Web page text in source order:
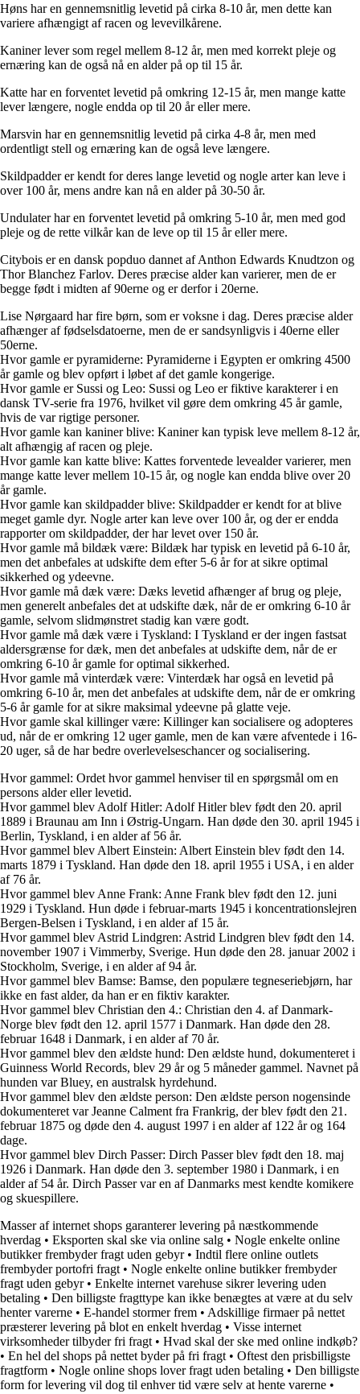
Høns har en gennemsnitlig levetid på cirka 8-10 år, men dette kan
variere afhængigt af racen og levevilkårene.
Kaniner lever som regel mellem 8-12 år, men med korrekt pleje og
ernæring kan de også nå en alder på op til 15 år.
Katte har en forventet levetid på omkring 12-15 år, men mange katte
lever længere, nogle endda op til 20 år eller mere.
Marsvin har en gennemsnitlig levetid på cirka 4-8 år, men med
ordentligt stell og ernæring kan de også leve længere.
Skildpadder er kendt for deres lange levetid og nogle arter kan leve i
over 100 år, mens andre kan nå en alder på 30-50 år.
Undulater har en forventet levetid på omkring 5-10 år, men med god
pleje og de rette vilkår kan de leve op til 15 år eller mere.
Citybois er en dansk popduo dannet af Anthon Edwards Knudtzon og
Thor Blanchez Farlov. Deres præcise alder kan varierer, men de er
begge født i midten af 90erne og er derfor i 20erne.
Lise Nørgaard har fire børn, som er voksne i dag. Deres præcise alder
afhænger af fødselsdatoerne, men de er sandsynligvis i 40erne eller
50erne.
Hvor gamle er pyramiderne: Pyramiderne i Egypten er omkring 4500
år gamle og blev opført i løbet af det gamle kongerige.
Hvor gamle er Sussi og Leo: Sussi og Leo er fiktive karakterer i en
dansk TV-serie fra 1976, hvilket vil gøre dem omkring 45 år gamle,
hvis de var rigtige personer.
Hvor gamle kan kaniner blive: Kaniner kan typisk leve mellem 8-12 år,
alt afhængig af racen og pleje.
Hvor gamle kan katte blive: Kattes forventede levealder varierer, men
mange katte lever mellem 10-15 år, og nogle kan endda blive over 20
år gamle.
Hvor gamle kan skildpadder blive: Skildpadder er kendt for at blive
meget gamle dyr. Nogle arter kan leve over 100 år, og der er endda
rapporter om skildpadder, der har levet over 150 år.
Hvor gamle må bildæk være: Bildæk har typisk en levetid på 6-10 år,
men det anbefales at udskifte dem efter 5-6 år for at sikre optimal
sikkerhed og ydeevne.
Hvor gamle må dæk være: Dæks levetid afhænger af brug og pleje,
men generelt anbefales det at udskifte dæk, når de er omkring 6-10 år
gamle, selvom slidmønstret stadig kan være godt.
Hvor gamle må dæk være i Tyskland: I Tyskland er der ingen fastsat
aldersgrænse for dæk, men det anbefales at udskifte dem, når de er
omkring 6-10 år gamle for optimal sikkerhed.
Hvor gamle må vinterdæk være: Vinterdæk har også en levetid på
omkring 6-10 år, men det anbefales at udskifte dem, når de er omkring
5-6 år gamle for at sikre maksimal ydeevne på glatte veje.
Hvor gamle skal killinger være: Killinger kan socialisere og adopteres
ud, når de er omkring 12 uger gamle, men de kan være afventede i 16-
20 uger, så de har bedre overlevelseschancer og socialisering.
Hvor gammel: Ordet hvor gammel henviser til en spørgsmål om en
persons alder eller levetid.
Hvor gammel blev Adolf Hitler: Adolf Hitler blev født den 20. april
1889 i Braunau am Inn i Østrig-Ungarn. Han døde den 30. april 1945 i
Berlin, Tyskland, i en alder af 56 år.
Hvor gammel blev Albert Einstein: Albert Einstein blev født den 14.
marts 1879 i Tyskland. Han døde den 18. april 1955 i USA, i en alder
af 76 år.
Hvor gammel blev Anne Frank: Anne Frank blev født den 12. juni
1929 i Tyskland. Hun døde i februar-marts 1945 i koncentrationslejren
Bergen-Belsen i Tyskland, i en alder af 15 år.
Hvor gammel blev Astrid Lindgren: Astrid Lindgren blev født den 14.
november 1907 i Vimmerby, Sverige. Hun døde den 28. januar 2002 i
Stockholm, Sverige, i en alder af 94 år.
Hvor gammel blev Bamse: Bamse, den populære tegneseriebjørn, har
ikke en fast alder, da han er en fiktiv karakter.
Hvor gammel blev Christian den 4.: Christian den 4. af Danmark-
Norge blev født den 12. april 1577 i Danmark. Han døde den 28.
februar 1648 i Danmark, i en alder af 70 år.
Hvor gammel blev den ældste hund: Den ældste hund, dokumenteret i
Guinness World Records, blev 29 år og 5 måneder gammel. Navnet på
hunden var Bluey, en australsk hyrdehund.
Hvor gammel blev den ældste person: Den ældste person nogensinde
dokumenteret var Jeanne Calment fra Frankrig, der blev født den 21.
februar 1875 og døde den 4. august 1997 i en alder af 122 år og 164
dage.
Hvor gammel blev Dirch Passer: Dirch Passer blev født den 18. maj
1926 i Danmark. Han døde den 3. september 1980 i Danmark, i en
alder af 54 år. Dirch Passer var en af Danmarks mest kendte komikere
og skuespillere.
Masser af internet shops garanterer levering på næstkommende
hverdag • Eksporten skal ske via online salg • Nogle enkelte online
butikker frembyder fragt uden gebyr• Indtil flere online outlets
frembyder portofri fragt • Nogle enkelte online butikker frembyder
fragt uden gebyr• Enkelte internet varehuse sikrer levering uden
betaling • Den billigste fragttype kan ikke benægtes at være at du selv
henter varerne • E-handel stormer frem • Adskillige firmaer på nettet
præsterer levering på blot en enkelt hverdag • Visse internet
virksomheder tilbyder fri fragt • Hvad skal der ske med online indkøb?
• En hel del shops på nettet byder på fri fragt • Oftest den prisbilligste
fragtform • Nogle online shops lover fragt uden betaling • Den billigste
form for levering vil dog til enhver tid være selv at hente varerne •